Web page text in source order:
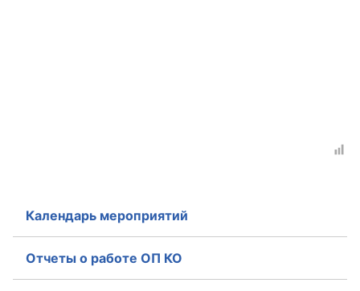
Календарь мероприятий
Отчеты о работе ОП КО